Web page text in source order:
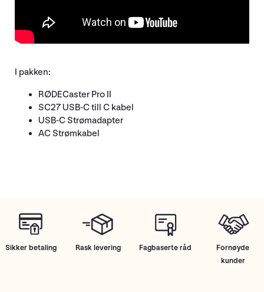
I pakken:
RØDECaster Pro II
SC27 USB-C till C kabel
USB-C Strømadapter
AC Strømkabel
Sikker betaling Rask levering Fagbaserte råd
Fornøyde
kunder